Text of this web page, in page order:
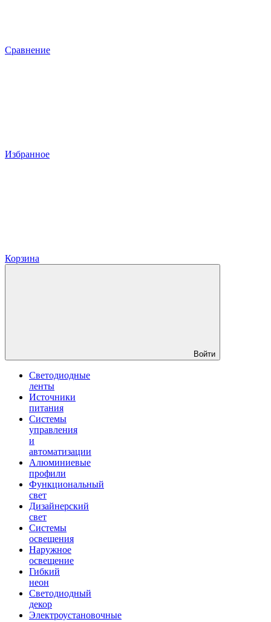
Сравнение
Избранное
Корзина
Войти
Светодиодные
ленты
Источники
питания
Системы
управления
и
автоматизации
Алюминиевые
профили
Функциональный
свет
Дизайнерский
свет
Системы
освещения
Наружное
освещение
Гибкий
неон
Светодиодный
декор
Электроустановочные